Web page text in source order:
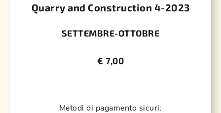
Quarry and Construction 4-2023
SETTEMBRE-OTTOBRE
€ 7,00
Metodi di pagamento sicuri: